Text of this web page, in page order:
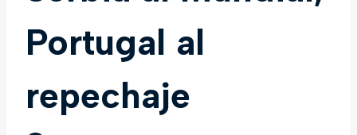
Portugal al
repechaje